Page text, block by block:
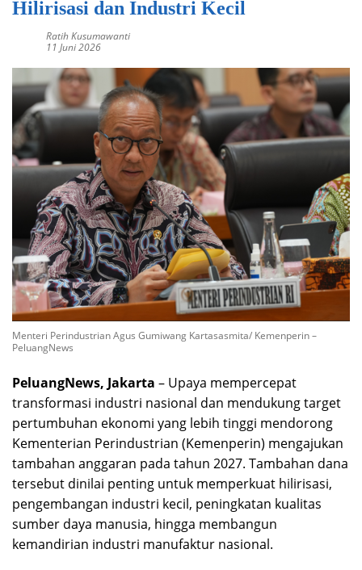
Hilirisasi dan Industri Kecil
Ratih Kusumawanti
11 Juni 2026
Menteri Perindustrian Agus Gumiwang Kartasasmita/ Kemenperin –
PeluangNews
PeluangNews, Jakarta – Upaya mempercepat
transformasi industri nasional dan mendukung target
pertumbuhan ekonomi yang lebih tinggi mendorong
Kementerian Perindustrian (Kemenperin) mengajukan
tambahan anggaran pada tahun 2027. Tambahan dana
tersebut dinilai penting untuk memperkuat hilirisasi,
pengembangan industri kecil, peningkatan kualitas
sumber daya manusia, hingga membangun
kemandirian industri manufaktur nasional.